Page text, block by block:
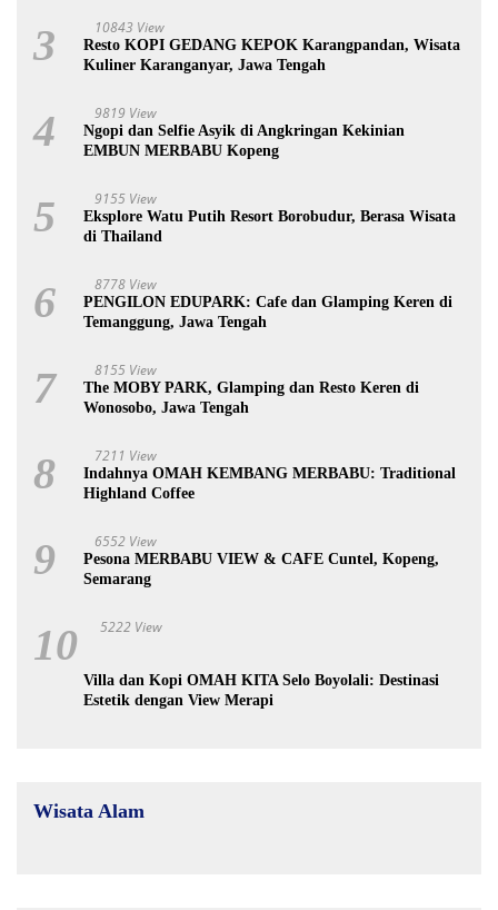
3 10843 View
Resto KOPI GEDANG KEPOK Karangpandan, Wisata
Kuliner Karanganyar, Jawa Tengah
4 9819 View
Ngopi dan Selfie Asyik di Angkringan Kekinian
EMBUN MERBABU Kopeng
5 9155 View
Eksplore Watu Putih Resort Borobudur, Berasa Wisata
di Thailand
6 8778 View
PENGILON EDUPARK: Cafe dan Glamping Keren di
Temanggung, Jawa Tengah
7 8155 View
The MOBY PARK, Glamping dan Resto Keren di
Wonosobo, Jawa Tengah
8 7211 View
Indahnya OMAH KEMBANG MERBABU: Traditional
Highland Coffee
9 6552 View
Pesona MERBABU VIEW & CAFE Cuntel, Kopeng,
Semarang
10 5222 View
Villa dan Kopi OMAH KITA Selo Boyolali: Destinasi
Estetik dengan View Merapi
Wisata Alam